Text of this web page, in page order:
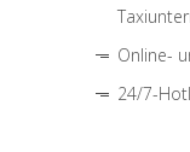
Online-
24/7-